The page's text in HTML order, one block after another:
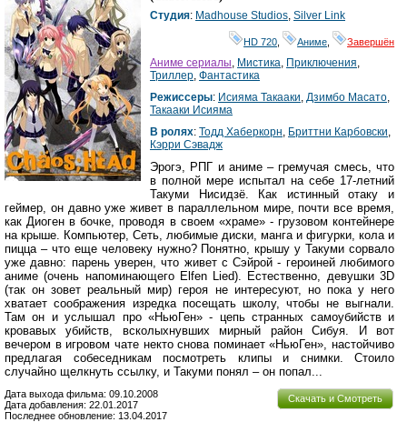
Студия: Madhouse Studios, Silver Link
HD 720 Аниме Завершён
Аниме сериалы, Мистика, Приключения,
Триллер, Фантастика
Режиссеры: Исияма Такааки, Дзимбо Масато,
Такааки Исияма
В ролях: Тодд Хаберкорн, Бриттни Карбовски,
Кэрри Сэвадж
Эрогэ, РПГ и аниме – гремучая смесь, что
в полной мере испытал на себе 17-летний
Такуми Нисидзё. Как истинный отаку и
геймер, он давно уже живет в параллельном мире, почти все время,
как Диоген в бочке, проводя в своем «храме» - грузовом контейнере
на крыше. Компьютер, Сеть, любимые диски, манга и фигурки, кола и
пицца – что еще человеку нужно? Понятно, крышу у Такуми сорвало
уже давно: парень уверен, что живет с Сэйрой - героиней любимого
аниме (очень напоминающего Elfen Lied). Естественно, девушки 3D
(так он зовет реальный мир) героя не интересуют, но пока у него
хватает соображения изредка посещать школу, чтобы не выгнали.
Там он и услышал про «НьюГен» - цепь странных самоубийств и
кровавых убийств, всколыхнувших мирный район Сибуя. И вот
вечером в игровом чате некто снова поминает «НьюГен», настойчиво
предлагая собеседникам посмотреть клипы и снимки. Стоило
случайно щелкнуть ссылку, и Такуми понял – он попал...
Скачать и Смотреть
Дата выхода фильма: 09.10.2008
Дата добавления: 22.01.2017
Последнее обновление: 13.04.2017